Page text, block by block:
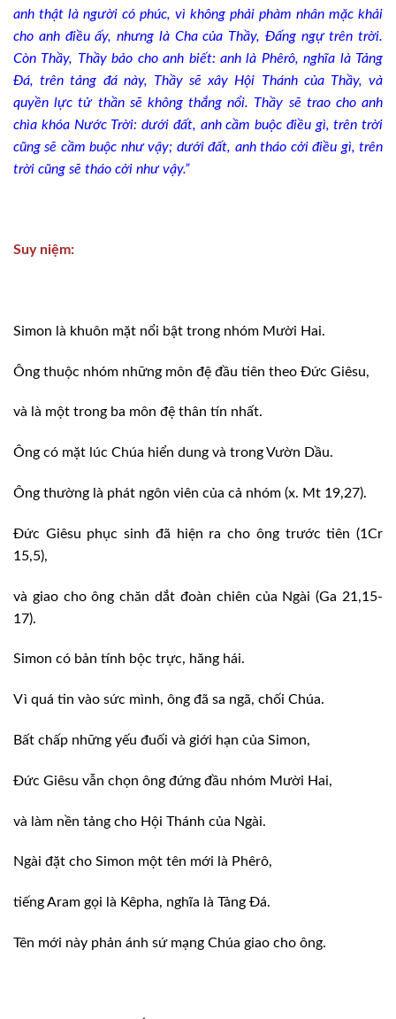
anh thật là người có phúc, vì không phải phàm nhân mặc khải
cho anh điều ấy, nhưng là Cha của Thầy, Ðấng ngự trên trời.
Còn Thầy, Thầy bảo cho anh biết: anh là Phêrô, nghĩa là Tảng
Ðá, trên tảng đá này, Thầy sẽ xây Hội Thánh của Thầy, và
quyền lực tử thần sẽ không thắng nổi. Thầy sẽ trao cho anh
chìa khóa Nước Trời: dưới đất, anh cầm buộc điều gì, trên trời
cũng sẽ cầm buộc như vậy; dưới đất, anh tháo cởi điều gì, trên
trời cũng sẽ tháo cởi như vậy.”
Suy niệm:
Simon là khuôn mặt nổi bật trong nhóm Mười Hai.
Ông thuộc nhóm những môn đệ đầu tiên theo Ðức Giêsu,
và là một trong ba môn đệ thân tín nhất.
Ông có mặt lúc Chúa hiển dung và trong Vườn Dầu.
Ông thường là phát ngôn viên của cả nhóm (x. Mt 19,27).
Ðức Giêsu phục sinh đã hiện ra cho ông trước tiên (1Cr
15,5),
và giao cho ông chăn dắt đoàn chiên của Ngài (Ga 21,15-
17).
Simon có bản tính bộc trực, hăng hái.
Vì quá tin vào sức mình, ông đã sa ngã, chối Chúa.
Bất chấp những yếu đuối và giới hạn của Simon,
Ðức Giêsu vẫn chọn ông đứng đầu nhóm Mười Hai,
và làm nền tảng cho Hội Thánh của Ngài.
Ngài đặt cho Simon một tên mới là Phêrô,
tiếng Aram gọi là Kêpha, nghĩa là Tảng Ðá.
Tên mới này phản ánh sứ mạng Chúa giao cho ông.